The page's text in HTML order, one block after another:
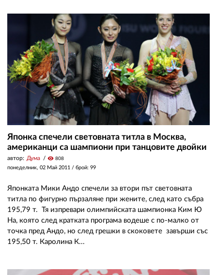
Японка спечели световната титла в Москва,
американци са шампиони при танцовите двойки
автор: Дума visibility 808
понеделник, 02 Май 2011 / брой: 99
Японката Мики Андо спечели за втори път световната
титла по фигурно пързаляне при жените, след като събра
195,79 т. Тя изпревари олимпийската шампионка Ким Ю
На, която след кратката програма водеше с по-малко от
точка пред Андо, но след грешки в скоковете завърши със
195,50 т. Каролина К...